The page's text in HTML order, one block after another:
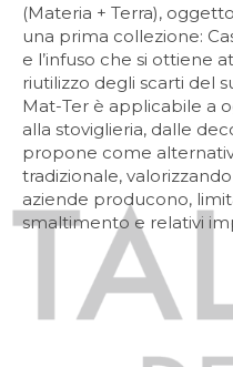
(Materia + Terra),
una prima collezione:
e l’infuso che si ottiene
riutilizzo degli scarti del
Mat-Ter è applicabile a
alla stoviglieria, dalle
propone come
tradizionale,
aziende producono,
smaltimento e relativi